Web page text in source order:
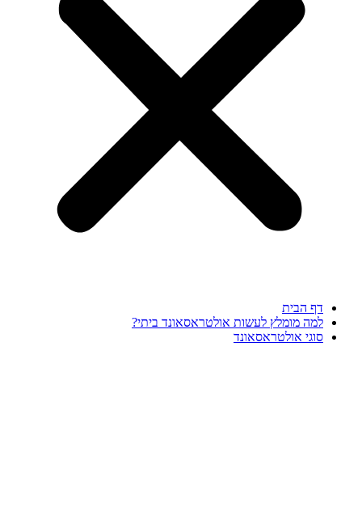
דף הבית
למה מומלץ לעשות אולטראסאונד ביתי?
סוגי אולטראסאונד